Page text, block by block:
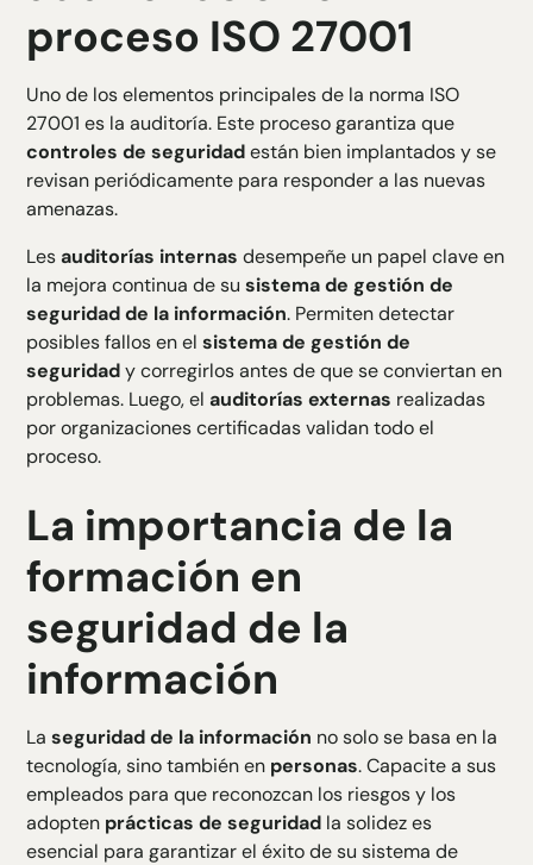
proceso ISO 27001
Uno de los elementos principales de la norma ISO
27001 es la auditoría. Este proceso garantiza que
controles de seguridadestán bien implantados y se
revisan periódicamente para responder a las nuevas
amenazas.
Lesauditorías internas desempeñe un papel clave en
la mejora continua de susistema de gestión de
seguridad de la información. Permiten detectar
posibles fallos en elsistema de gestión de
seguridady corregirlos antes de que se conviertan en
problemas. Luego, elauditorías externas realizadas
por organizaciones certificadas validan todo el
proceso.
La importancia de la
formación en
seguridad de la
información
Laseguridad de la información no solo se basa en la
tecnología, sino también en personas. Capacite a sus
empleados para que reconozcan los riesgos y los
adopten prácticas de seguridad la solidez es
esencial para garantizar el éxito de su sistema de